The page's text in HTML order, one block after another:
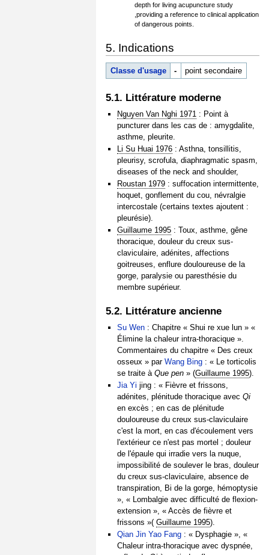
depth for living acupuncture study
,providing a reference to clinical application
of dangerous points.
5. Indications
Classe d'usage - point secondaire
5.1. Littérature moderne
Nguyen Van Nghi 1971 : Point à
puncturer dans les cas de : amygdalite,
asthme, pleurite.
Li Su Huai 1976 : Asthna, tonsillitis,
pleurisy, scrofula, diaphragmatic spasm,
diseases of the neck and shoulder,
Roustan 1979 : suffocation intermittente,
hoquet, gonflement du cou, névralgie
intercostale (certains textes ajoutent :
pleurésie).
Guillaume 1995 : Toux, asthme, gêne
thoracique, douleur du creux sus-
claviculaire, adénites, affections
goitreuses, enflure douloureuse de la
gorge, paralysie ou paresthésie du
membre supérieur.
5.2. Littérature ancienne
Su Wen : Chapitre « Shui re xue lun » «
Élimine la chaleur intra-thoracique ».
Commentaires du chapitre « Des creux
osseux » parWang Bing : « Le torticolis
se traite àQue pen » (Guillaume 1995).
Jia Yi jing : « Fièvre et frissons,
adénites, plénitude thoracique avecQi
en excès ; en cas de plénitude
douloureuse du creux sus-claviculaire
c'est la mort, en cas d'écoulement vers
l'extérieur ce n'est pas mortel ; douleur
de l'épaule qui irradie vers la nuque,
impossibilité de soulever le bras, douleur
du creux sus-claviculaire, absence de
transpiration, Bi de la gorge, hémoptysie
», « Lombalgie avec difficulté de flexion-
extension », « Accès de fièvre et
frissons »(Guillaume 1995).
Qian Jin Yao Fang : « Dysphagie », «
Chaleur intra-thoracique avec dyspnée,